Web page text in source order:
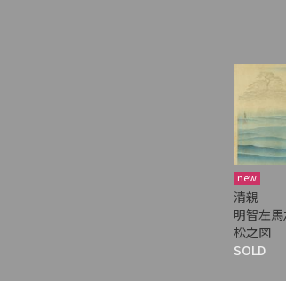
new
清親
明智左
松之図
SOLD